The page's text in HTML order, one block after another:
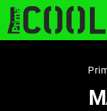
STARHOUSE
PLNEJ